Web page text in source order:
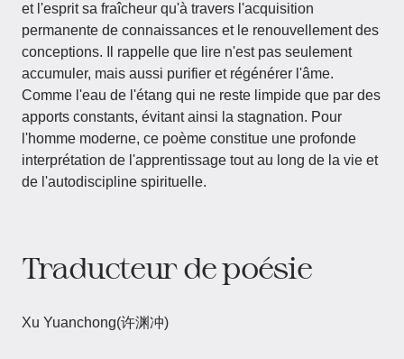
et l'esprit sa fraîcheur qu'à travers l'acquisition
permanente de connaissances et le renouvellement des
conceptions. Il rappelle que lire n'est pas seulement
accumuler, mais aussi purifier et régénérer l'âme.
Comme l'eau de l'étang qui ne reste limpide que par des
apports constants, évitant ainsi la stagnation. Pour
l'homme moderne, ce poème constitue une profonde
interprétation de l'apprentissage tout au long de la vie et
de l'autodiscipline spirituelle.
Traducteur de poésie
Xu Yuanchong(许渊冲)